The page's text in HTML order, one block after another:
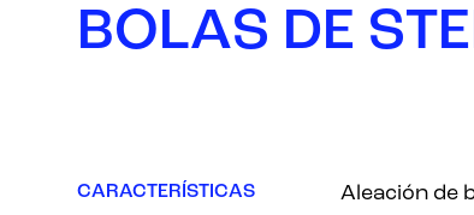
BOLAS DE STE
CARACTERÍSTICAS
Aleación de